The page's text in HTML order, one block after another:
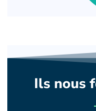
Ils nous